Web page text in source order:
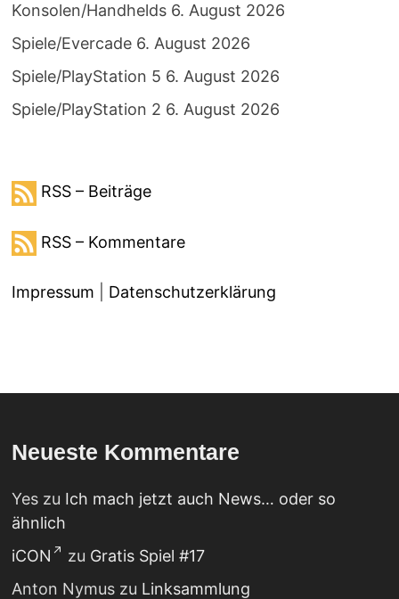
Konsolen/Handhelds 6. August 2026
Spiele/Evercade 6. August 2026
Spiele/PlayStation 5 6. August 2026
Spiele/PlayStation 2 6. August 2026
RSS – Beiträge
RSS – Kommentare
Impressum Datenschutzerklärung
Neueste Kommentare
Yeszu Ich mach jetzt auch News… oder so
ähnlich
iCON
zu Gratis Spiel #17
Anton Nymuszu Linksammlung